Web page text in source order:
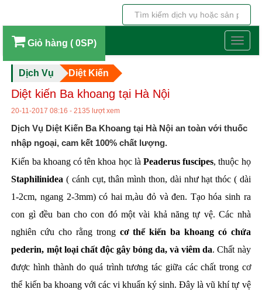
Giỏ hàng ( 0SP)
Dịch Vụ Diệt Kiến
Diệt kiến Ba khoang tại Hà Nội
20-11-2017 08:16 - 2135 lượt xem
Dịch Vụ Diệt Kiến Ba Khoang tại Hà Nội an toàn với thuốc
nhập ngoại, cam kết 100% chất lượng.
Kiến ba khoang có tên khoa học là Peaderus fuscipes, thuộc họ
Staphilinidea ( cánh cụt, thân mình thon, dài như hạt thóc ( dài
1-2cm, ngang 2-3mm) có hai m,àu đỏ và đen. Tạo hóa sinh ra
con gì đều ban cho con đó một vài khả năng tự vệ. Các nhà
nghiên cứu cho rằng trong cơ thể kiến ba khoang có chứa
pederin, một loại chất độc gây bỏng da, và viêm da. Chất này
được hình thành do quá trình tương tác giữa các chất trong cơ
thể kiến ba khoang với các vi khuẩn ký sinh. Đây là vũ khí tự vệ